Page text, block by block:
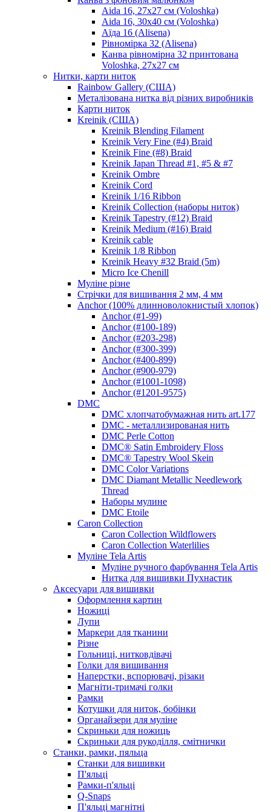
Aida 16, 27х27 см (Voloshka)
Aida 16, 30х40 см (Voloshka)
Аїда 16 (Alisena)
Рівномірка 32 (Alisena)
Канва рівномірна 32 принтована
Voloshka, 27х27 см
Нитки, карти ниток
Rainbow Gallery (США)
Металізована нитка від різних виробників
Карти ниток
Kreinik (США)
Kreinik Blending Filament
Kreinik Very Fine (#4) Braid
Kreinik Fine (#8) Braid
Kreinik Japan Thread #1, #5 & #7
Kreinik Ombre
Kreinik Cord
Kreinik 1/16 Ribbon
Kreinik Collection (наборы ниток)
Kreinik Tapestry (#12) Braid
Kreinik Medium (#16) Braid
Kreinik cable
Kreinik 1/8 Ribbon
Kreinik Heavy #32 Braid (5m)
Micro Ice Chenill
Муліне різне
Стрічки для вишивання 2 мм, 4 мм
Anchor (100% длинноволокнистый хлопок)
Anchor (#1-99)
Anchor (#100-189)
Anchor (#203-298)
Anchor (#300-399)
Anchor (#400-899)
Anchor (#900-979)
Anchor (#1001-1098)
Anchor (#1201-9575)
DMC
DMC хлопчатобумажная нить art.177
DMC - металлизированая нить
DMC Perle Cotton
DMC® Satin Embroidery Floss
DMC® Tapestry Wool Skein
DMC Color Variations
DMC Diamant Metallic Needlework
Thread
Наборы мулине
DMC Etoile
Caron Collection
Caron Collection Wildflowers
Caron Collection Waterlilies
Муліне Tela Artis
Муліне ручного фарбування Tela Artis
Нитка для вишивки Пухнастик
Аксесуари для вишивки
Оформлення картин
Ножиці
Лупи
Маркери для тканини
Різне
Гольниці, нитковдівачі
Голки для вишивання
Наперстки, вспорювачі, різаки
Магніти-тримачі голки
Рамки
Котушки для ниток, бобінки
Органайзери для муліне
Скриньки для ножиць
Скриньки для рукоділля, смітнички
Станки, рамки, пяльца
Станки для вишивки
П'яльці
Рамки-п'яльці
Q-Snaps
П'яльці магнітні